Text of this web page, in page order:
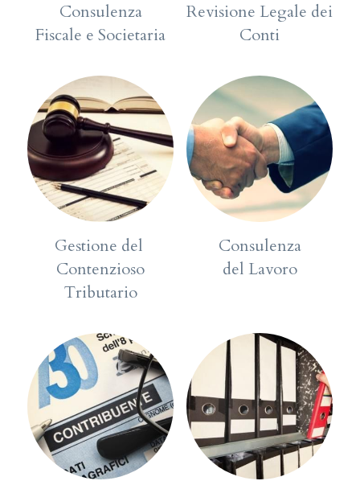
Consulenza
Fiscale e Societaria
Revisione Legale dei
Conti
Gestione del
Contenzioso
Tributario
Consulenza
del Lavoro